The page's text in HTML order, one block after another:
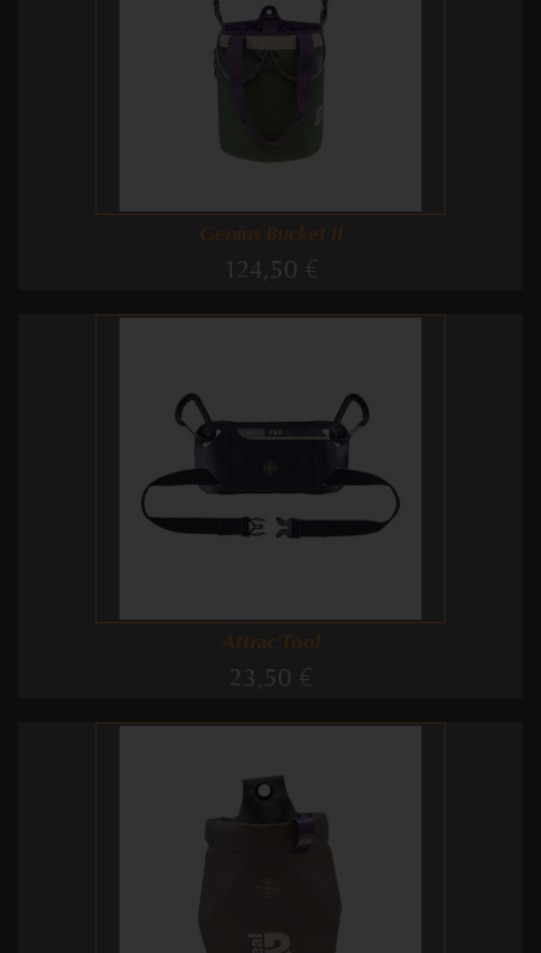
Genius Bucket II
124,50 €
Attrac'Tool
23,50 €